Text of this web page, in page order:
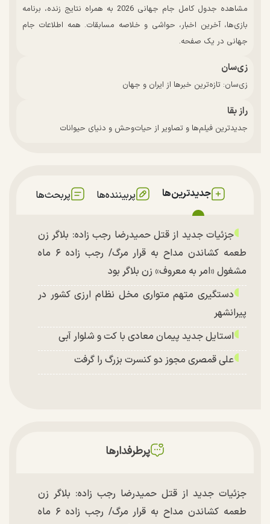
مشاهده جدول کامل جام جهانی 2026 به همراه نتایج زنده، برنامه
بازی‌ها، آخرین اخبار، حواشی و خلاصه مسابقات. همه اطلاعات جام
جهانی در یک صفحه.
زی‌سان
زی‌سان: تازه‌ترین خبرها از ایران و جهان
راز بقا
جدیدترین فیلم‌ها و تصاویر از حیات‌وحش و دنیای حیوانات
جدیدترین‌ها پربیننده‌ها پربحث‌ها
جزئیات جدید از قتل حمیدرضا رجب زاده: بلاگر زن
طعمه کشاندن مداح به قرار مرگ/ رجب زاده ۶ ماه
مشغول «امر به معروف» زن بلاگر بود
دستگیری متهم متواری مخل نظام ارزی کشور در
پیرانشهر
استایل جدید پیمان معادی با کت و شلوار آبی
علی قمصری مجوز دو کنسرت بزرگ را گرفت
پرطرفدارها
جزئیات جدید از قتل حمیدرضا رجب زاده: بلاگر زن
طعمه کشاندن مداح به قرار مرگ/ رجب زاده ۶ ماه